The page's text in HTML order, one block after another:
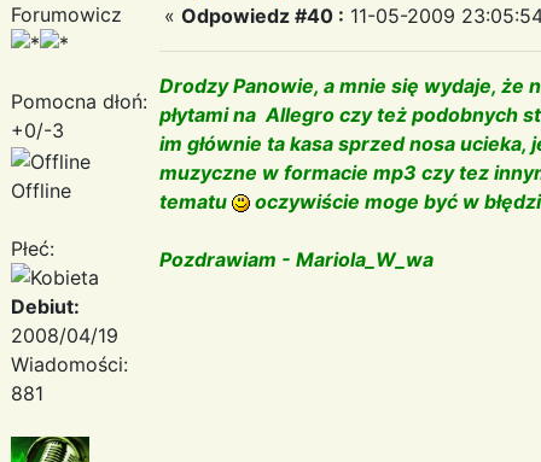
Forumowicz
Pomocna dłoń:
+0/-3
Offline
Płeć:
Debiut:
2008/04/19
Wiadomości:
881
« Odpowiedz #40 : 11-05-2009
Drodzy Panowie, a mnie się wydaje, że
płytami na Allegro czy też podobnych
im głównie ta kasa sprzed nosa
muzyczne w formacie mp3 czy tez
tematu
oczywiście moge być w
Pozdrawiam - Mariola_W_wa